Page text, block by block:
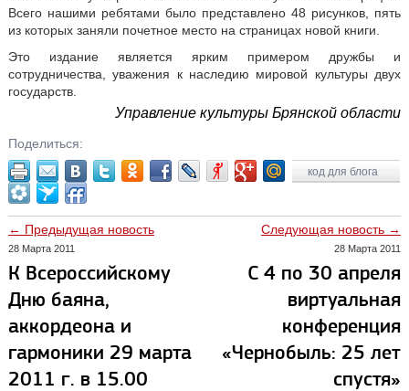
Всего нашими ребятами было представлено 48 рисунков, пять
из которых заняли почетное место на страницах новой книги.
Это издание является ярким примером дружбы и
сотрудничества, уважения к наследию мировой культуры двух
государств.
Управление культуры Брянской области
Поделиться:
код для блога
← Предыдущая новость
28 Марта 2011
К Всероссийскому
Дню баяна,
аккордеона и
гармоники 29 марта
2011 г. в 15.00
Следующая новость →
28 Марта 2011
С 4 по 30 апреля
виртуальная
конференция
«Чернобыль: 25 лет
спустя»